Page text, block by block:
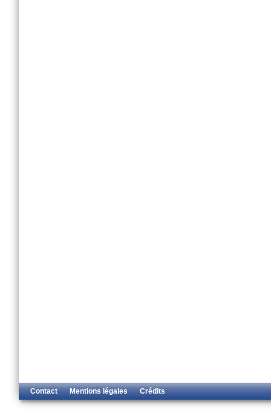
Contact Mentions légales Crédits